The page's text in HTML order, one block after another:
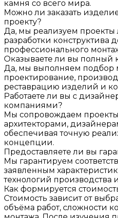
камня со всего мира.
Можно ли заказать
проекту?
Да, мы реализуем
разработки конструктива
профессионального
Оказываете ли вы полный
Да, мы выполняем подбор
проектирование,
реставрацию изделий и
Работаете ли вы с
компаниями?
Мы сопровождаем
архитекторами,
обеспечивая точную
концепции.
Предоставляете ли вы
Мы гарантируем
заявленным
технологий производства
Как формируется
Стоимость зависит от
объёма работ, сложности